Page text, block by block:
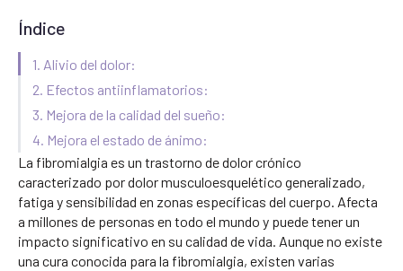
La fibromialgia es un trastorno de dolor crónico
caracterizado por dolor musculoesquelético generalizado,
fatiga y sensibilidad en zonas específicas del cuerpo. Afecta
a millones de personas en todo el mundo y puede tener un
impacto significativo en su calidad de vida. Aunque no existe
una cura conocida para la fibromialgia, existen varias
Índice
1. Alivio del dolor:
2. Efectos antiinflamatorios:
3. Mejora de la calidad del sueño:
4. Mejora el estado de ánimo: